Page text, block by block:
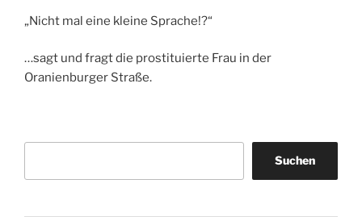
„Nicht mal eine kleine Sprache!?“
…sagt und fragt die prostituierte Frau in der
Oranienburger Straße.
Suchen